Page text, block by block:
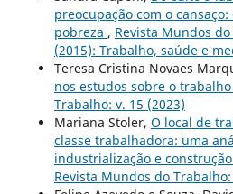
preocupação com o
pobreza , Revista Mundos
(2015): Trabalho, saúde e
Teresa Cristina Novaes
nos estudos sobre o trabalho
Trabalho: v. 15 (2023)
Mariana Stoler, O local de
classe trabalhadora: uma
industrialização e
Revista Mundos do